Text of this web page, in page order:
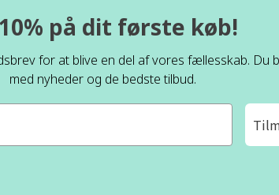
på dit første køb!
for at blive en del af vores fællesskab. Du
med nyheder og de bedste tilbud.